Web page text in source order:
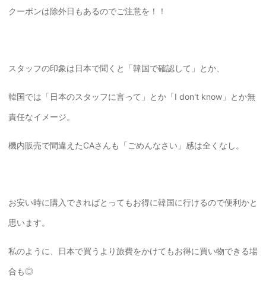
クーポンは除外日もあるのでご注意を！！
スタッフの印象は日本で聞くと「韓国で確認して」とか、
韓国では「日本のスタッフに言って」とか「I don't know」とか無
責任なイメージ。
機内販売で間違えたCAさんも「ごめんなさい」感は全くなし。
お安い時に購入できればとってもお得に韓国に行けるので便利かと
思います。
私のように、日本で買うより旅費をかけてもお得に買い物できる場
合も◎